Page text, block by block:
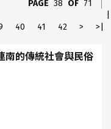
PAGE 38 OF 71
40 41 42 > >|
南的傳統社會與民俗